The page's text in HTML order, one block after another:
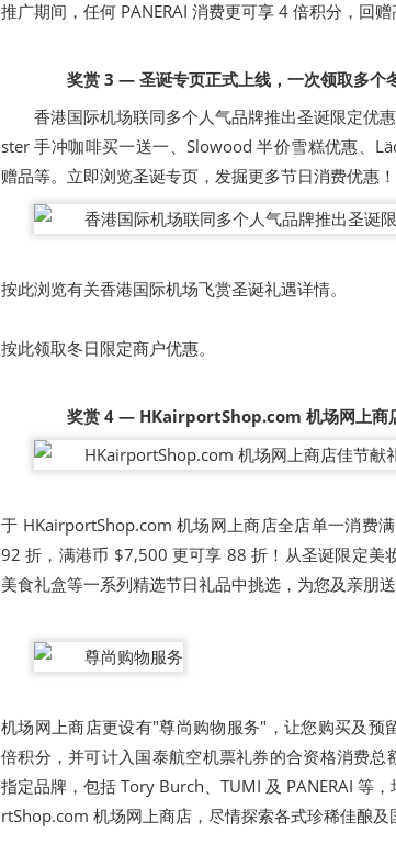
推广期间，任何 PANERAI 消费更可享 4 倍积分，回赠
奖赏 3 — 圣诞专页正式上线，一次领取多个
香港国际机场联同多个人气品牌推出圣诞限定优
ster 手冲咖啡买一送一、Slowood 半价雪糕优惠、
赠品等。立即浏览圣诞专页 ，发掘更多节日消费优惠！
按此浏览有关香港国际机场飞赏圣诞礼遇详情。
按此领取冬日限定商户优惠。
奖赏 4 — HKairportShop.com 机场网上商
于 HKairportShop.com 机场网上商店全店单一消费
92 折，满港币 $7,500 更可享 88 折！从圣诞限定美
美食礼盒等一系列精选节日礼品中挑选，为您及亲朋送
机场网上商店更设有"尊尚购物服务"，让您购买及预
倍积分，并可计入国泰航空机票礼券的合资格消费
指定品牌，包括 Tory Burch、TUMI 及 PANERAI 等
rtShop.com 机场网上商店，尽情探索各式珍稀佳酿及